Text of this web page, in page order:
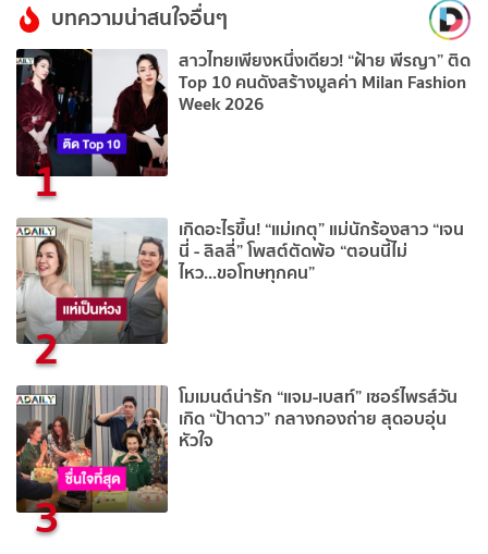
บทความน่าสนใจอื่นๆ
1
สาวไทยเพียงหนึ่งเดียว! “ฝ้าย พีรญา” ติด
Top 10 คนดังสร้างมูลค่า Milan Fashion
Week 2026
2
เกิดอะไรขึ้น! “แม่เกตุ” แม่นักร้องสาว “เจน
นี่ - ลิลลี่” โพสต์ตัดพ้อ “ตอนนี้ไม่
ไหว...ขอโทษทุกคน”
3
โมเมนต์น่ารัก “แจม-เบสท์” เซอร์ไพรส์วัน
เกิด “ป้าดาว” กลางกองถ่าย สุดอบอุ่น
หัวใจ